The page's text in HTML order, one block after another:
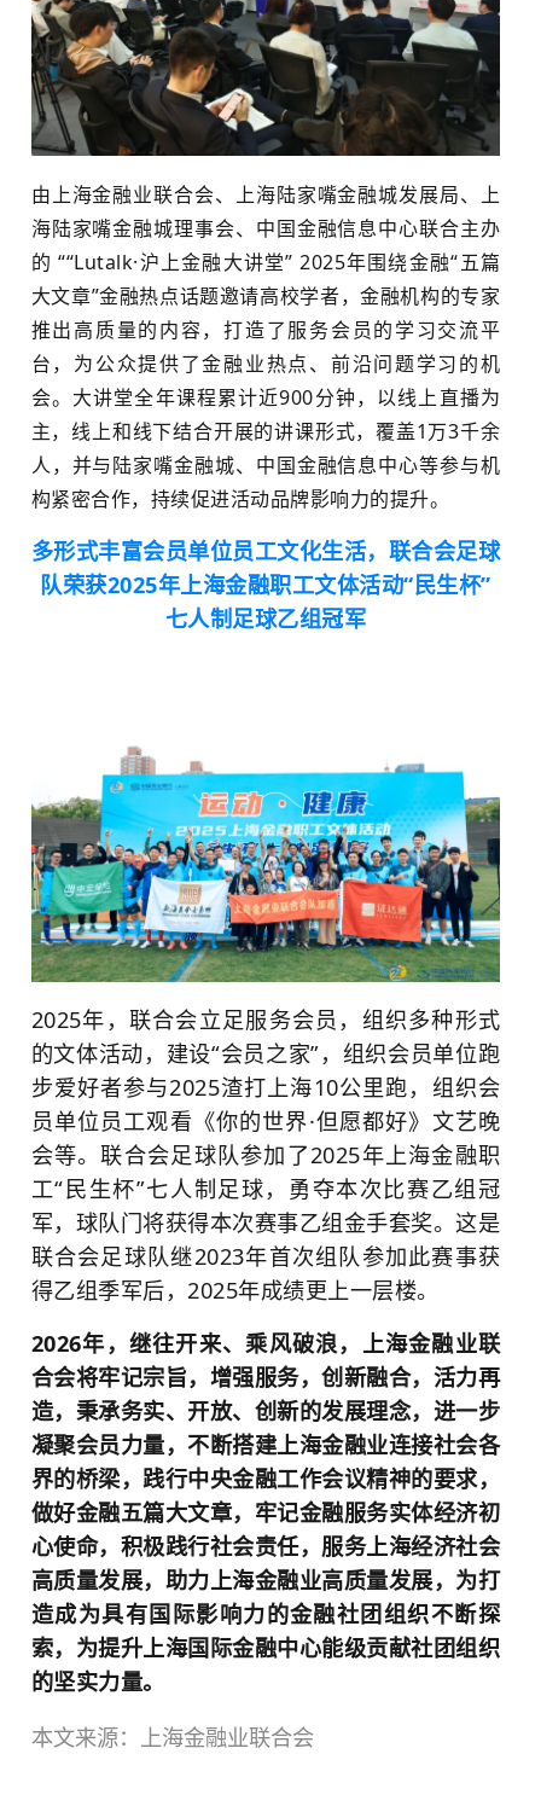
由上海金融业联合会、上海陆家嘴金融城发展局、上
海陆家嘴金融城理事会、中国金融信息中心联合主办
的 ““Lutalk·沪上金融大讲堂” 2025年围绕金融“五篇
大文章”金融热点话题邀请高校学者，金融机构的专家
推出高质量的内容，打造了服务会员的学习交流平
台，为公众提供了金融业热点、前沿问题学习的机
会。大讲堂全年课程累计近900分钟，以线上直播为
主，线上和线下结合开展的讲课形式，覆盖1万3千余
人，并与陆家嘴金融城、中国金融信息中心等参与机
构紧密合作，持续促进活动品牌影响力的提升。
多形式丰富会员单位员工文化生活，联合会足球
队荣获2025年上海金融职工文体活动“民生杯”
七人制足球乙组冠军
2025年，联合会立足服务会员，组织多种形式
的文体活动，建设“会员之家”，组织会员单位跑
步爱好者参与2025渣打上海10公里跑，组织会
员单位员工观看《你的世界·但愿都好》文艺晚
会等。联合会足球队参加了2025年上海金融职
工“民生杯”七人制足球，勇夺本次比赛乙组冠
军，球队门将获得本次赛事乙组金手套奖。这是
联合会足球队继2023年首次组队参加此赛事获
得乙组季军后，2025年成绩更上一层楼。
2026年，继往开来、乘风破浪，上海金融业联
合会将牢记宗旨，增强服务，创新融合，活力再
造，秉承务实、开放、创新的发展理念，进一步
凝聚会员力量，不断搭建上海金融业连接社会各
界的桥梁，践行中央金融工作会议精神的要求，
做好金融五篇大文章，牢记金融服务实体经济初
心使命，积极践行社会责任，服务上海经济社会
高质量发展，助力上海金融业高质量发展，为打
造成为具有国际影响力的金融社团组织不断探
索，为提升上海国际金融中心能级贡献社团组织
的坚实力量。
本文来源：上海金融业联合会